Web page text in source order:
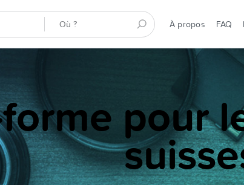
À propos FAQ
pour